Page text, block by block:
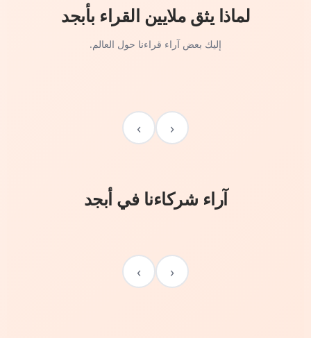
لماذا يثق ملايين القراء بأبجد
إليك بعض آراء قراءنا حول العالم.
‹
›
آراء شركاءنا في أبجد
‹
›